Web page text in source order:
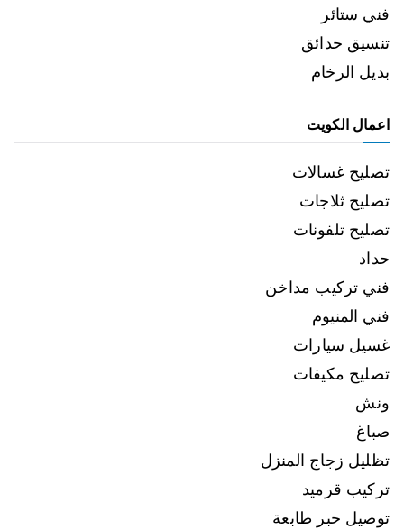
فني ستائر
تنسيق حدائق
بديل الرخام
اعمال الكويت
تصليح غسالات
تصليح ثلاجات
تصليح تلفونات
حداد
فني تركيب مداخن
فني المنيوم
غسيل سيارات
تصليح مكيفات
ونش
صباغ
تظليل زجاج المنزل
تركيب قرميد
توصيل حبر طابعة